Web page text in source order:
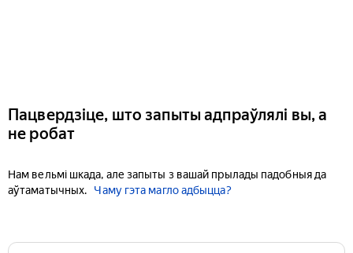
Пацвердзіце, што запыты адпраўлялі вы, а
не робат
Нам вельмі шкада, але запыты з вашай прылады падобныя да
аўтаматычных.
Чаму гэта магло адбыцца?